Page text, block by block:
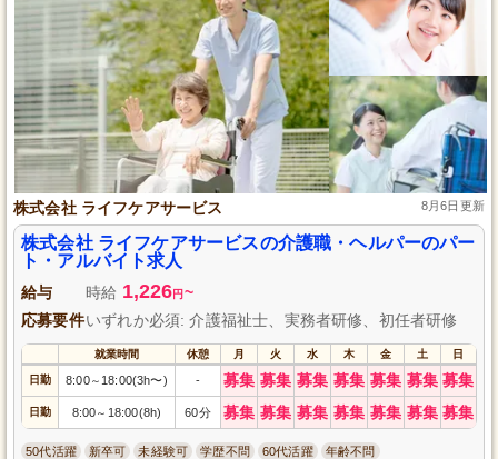
株式会社 ライフケアサービス 8月6日更新
株式会社 ライフケアサービスの介護職・ヘルパーのパー
ト・アルバイト求人
給与 時給 1,226円 ~
応募要件いずれか必須: 介護福祉士、実務者研修、初任者研修
就業時間 休憩 月 火 水 木 金 土 日
日勤 8:00～ 18:00(3h〜) - 募集 募集 募集 募集 募集 募集 募集
日勤 8:00～ 18:00(8h) 60分 募集 募集 募集 募集 募集 募集 募集
50代活躍 新卒可 未経験可 学歴不問 60代活躍 年齢不問